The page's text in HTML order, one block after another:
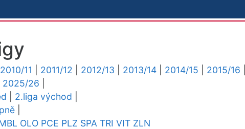
2010/11 2011/12 2012/13 2013/14 2014/15 2015/16
2025/26
2.liga východ
OLO PCE PLZ SPA TRI VIT ZLN